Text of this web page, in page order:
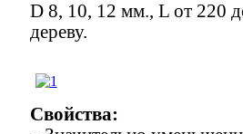
D 8, 10, 12 мм., L от 220
дереву.
Свойства: